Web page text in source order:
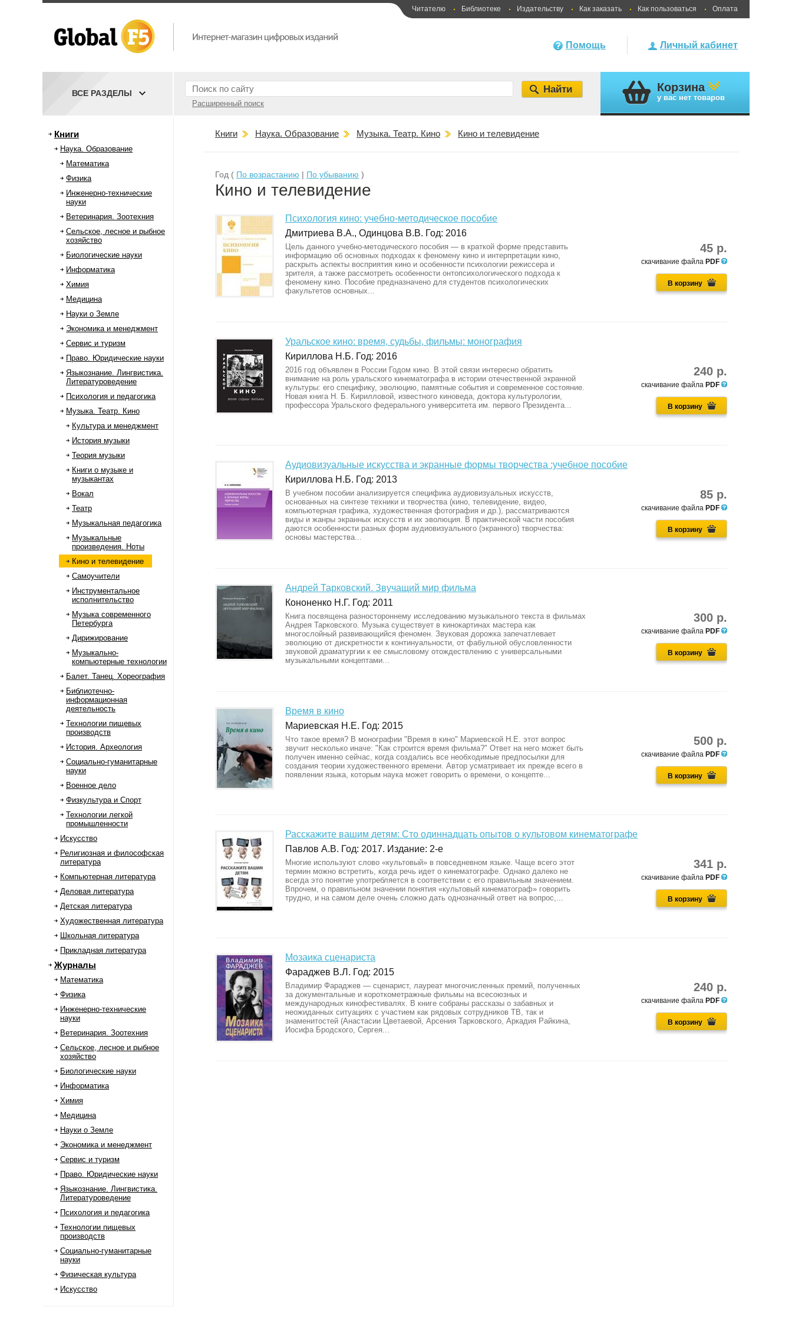
Читателю Библиотеке Издательству Как заказать Как пользоваться Оплата
Личный кабинет
Помощь
Расширенный поиск
ВСЕ РАЗДЕЛЫ Корзина
у вас нет товаров
Книги
Наука. Образование
Математика
Физика
Инженерно-технические
науки
Ветеринария. Зоотехния
Сельское, лесное и рыбное
хозяйство
Биологические науки
Информатика
Химия
Медицина
Науки о Земле
Экономика и менеджмент
Сервис и туризм
Право. Юридические науки
Языкознание. Лингвистика.
Литературоведение
Психология и педагогика
Музыка. Театр. Кино
Культура и менеджмент
История музыки
Теория музыки
Книги о музыке и
музыкантах
Вокал
Театр
Музыкальная педагогика
Музыкальные
произведения. Ноты
Кино и телевидение
Самоучители
Инструментальное
исполнительство
Музыка современного
Петербурга
Дирижирование
Музыкально-
компьютерные технологии
Балет. Танец. Хореография
Библиотечно-
информационная
деятельность
Технологии пищевых
производств
История. Археология
Социально-гуманитарные
науки
Военное дело
Физкультура и Спорт
Технологии легкой
промышленности
Искусство
Религиозная и философская
литература
Компьютерная литература
Деловая литература
Детская литература
Художественная литература
Школьная литература
Прикладная литература
Журналы
Математика
Физика
Инженерно-технические
науки
Ветеринария. Зоотехния
Сельское, лесное и рыбное
хозяйство
Биологические науки
Информатика
Химия
Медицина
Науки о Земле
Экономика и менеджмент
Сервис и туризм
Право. Юридические науки
Языкознание. Лингвистика.
Литературоведение
Психология и педагогика
Технологии пищевых
производств
Социально-гуманитарные
науки
Физическая культура
Искусство
Книги Наука. Образование Музыка. Театр. Кино Кино и телевидение
Год ( По возрастанию | По убыванию )
Кино и телевидение
Психология кино: учебно-методическое пособие
Дмитриева В.А., Одинцова В.В. Год: 2016
45 р.
скачивание файла PDF
В корзину
Цель данного учебно-методического пособия — в краткой форме представить
информацию об основных подходах к феномену кино и интерпретации кино,
раскрыть аспекты восприятия кино и особенности психологии режиссера и
зрителя, а также рассмотреть особенности онтопсихологического подхода к
феномену кино. Пособие предназначено для студентов психологических
факультетов основных...
Уральское кино: время, судьбы, фильмы: монография
Кириллова Н.Б. Год: 2016
240 р.
скачивание файла PDF
В корзину
2016 год объявлен в России Годом кино. В этой связи интересно обратить
внимание на роль уральского кинематографа в истории отечественной экранной
культуры: его специфику, эволюцию, памятные события и современное состояние.
Новая книга Н. Б. Кирилловой, известного киноведа, доктора культурологии,
профессора Уральского федерального университета им. первого Президента...
Аудиовизуальные искусства и экранные формы творчества :учебное пособие
Кириллова Н.Б. Год: 2013
85 р.
скачивание файла PDF
В корзину
В учебном пособии анализируется специфика аудиовизуальных искусств,
основанных на синтезе техники и творчества (кино, телевидение, видео,
компьютерная графика, художественная фотография и др.), рассматриваются
виды и жанры экранных искусств и их эволюция. В практической части пособия
даются особенности разных форм аудиовизуального (экранного) творчества:
основы мастерства...
Андрей Тарковский. Звучащий мир фильма
Кононенко Н.Г. Год: 2011
300 р.
скачивание файла PDF
В корзину
Книга посвящена разностороннему исследованию музыкального текста в фильмах
Андрея Тарковского. Музыка существует в кинокартинах мастера как
многослойный развивающийся феномен. Звуковая дорожка запечатлевает
эволюцию от дискретности к континуальности, от фабульной обусловленности
звуковой драматургии к ее смысловому отождествлению с универсальными
музыкальными концептами...
Время в кино
Мариевская Н.Е. Год: 2015
500 р.
скачивание файла PDF
В корзину
Что такое время? В монографии "Время в кино" Мариевской Н.Е. этот вопрос
звучит несколько иначе: "Как строится время фильма?" Ответ на него может быть
получен именно сейчас, когда создались все необходимые предпосылки для
создания теории художественного времени. Автор усматривает их прежде всего в
появлении языка, которым наука может говорить о времени, о концепте...
Расскажите вашим детям: Сто одиннадцать опытов о культовом кинематографе
Павлов А.В. Год: 2017. Издание: 2-е
341 р.
скачивание файла PDF
В корзину
Многие используют слово «культовый» в повседневном языке. Чаще всего этот
термин можно встретить, когда речь идет о кинематографе. Однако далеко не
всегда это понятие употребляется в соответствии с его правильным значением.
Впрочем, о правильном значении понятия «культовый кинематограф» говорить
трудно, и на самом деле очень сложно дать однозначный ответ на вопрос,...
Мозаика сценариста
Фараджев В.Л. Год: 2015
240 р.
скачивание файла PDF
В корзину
Владимир Фараджев — сценарист, лауреат многочисленных премий, полученных
за документальные и короткометражные фильмы на всесоюзных и
международных кинофестивалях. В книге собраны рассказы о забавных и
неожиданных ситуациях с участием как рядовых сотрудников ТВ, так и
знаменитостей (Анастасии Цветаевой, Арсения Тарковского, Аркадия Райкина,
Иосифа Бродского, Сергея...